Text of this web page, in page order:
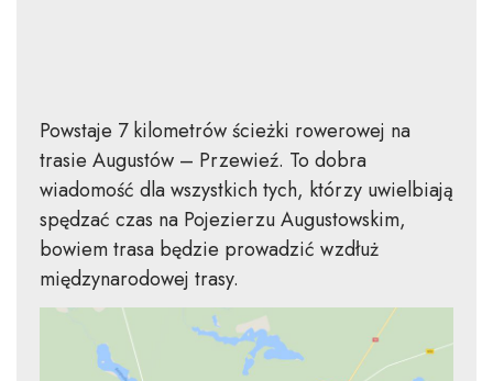
Powstaje 7 kilometrów ścieżki rowerowej na
trasie Augustów – Przewieź. To dobra
wiadomość dla wszystkich tych, którzy uwielbiają
spędzać czas na Pojezierzu Augustowskim,
bowiem trasa będzie prowadzić wzdłuż
międzynarodowej trasy.